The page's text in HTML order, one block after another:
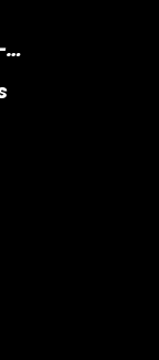
Qui sommes-nous ?